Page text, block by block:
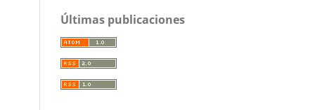
Últimas publicaciones